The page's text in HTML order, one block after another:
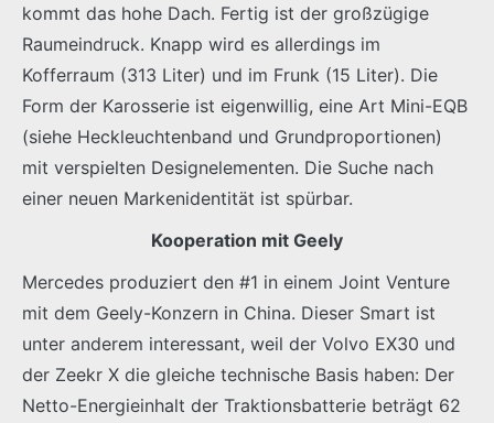
kommt das hohe Dach. Fertig ist der großzügige
Raumeindruck. Knapp wird es allerdings im
Kofferraum (313 Liter) und im Frunk (15 Liter). Die
Form der Karosserie ist eigenwillig, eine Art Mini-EQB
(siehe Heckleuchtenband und Grundproportionen)
mit verspielten Designelementen. Die Suche nach
einer neuen Markenidentität ist spürbar.
Kooperation mit Geely
Mercedes produziert den #1 in einem Joint Venture
mit dem Geely-Konzern in China. Dieser Smart ist
unter anderem interessant, weil der Volvo EX30 und
der Zeekr X die gleiche technische Basis haben: Der
Netto-Energieinhalt der Traktionsbatterie beträgt 62